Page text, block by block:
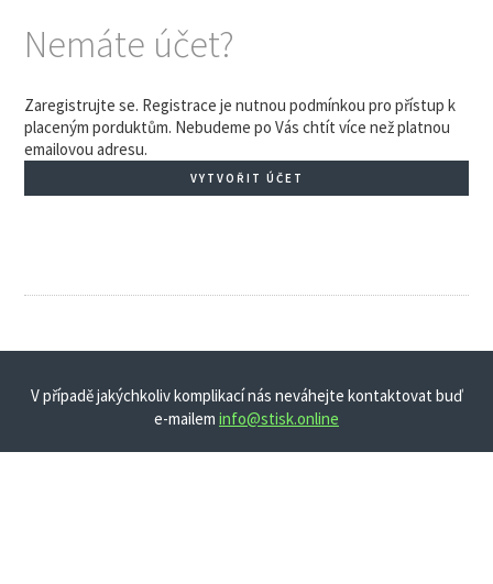
Nemáte účet?
Zaregistrujte se. Registrace je nutnou podmínkou pro přístup k
placeným porduktům. Nebudeme po Vás chtít více než platnou
emailovou adresu.
VYTVOŘIT ÚČET
V případě jakýchkoliv komplikací nás neváhejte kontaktovat buď
e-mailem info@stisk.online